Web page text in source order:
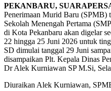
PEKANBARU,
Penerimaan Murid Baru (SPMB)
Sekolah Menengah Pertama
di Kota Pekanbaru akan digelar
22 hingga 25 Juni 2026 untuk
SD dimulai tanggal 29 Juni
disampaikan Plt. Kepala Dinas
Dr Alek Kurniawan SP M.Si,
Diuraikan Alek Kurniawan,